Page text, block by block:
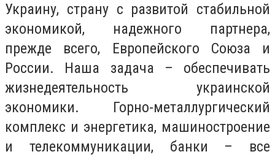
Украину, страну с развитой стабильной
экономикой, надежного партнера,
прежде всего, Европейского Союза и
России. Наша задача – обеспечивать
жизнедеятельность украинской
экономики. Горно-металлургический
комплекс и энергетика, машиностроение
и телекоммуникации, банки – все